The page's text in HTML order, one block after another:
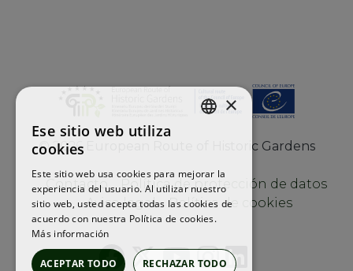
©2026 European Route of Historic Gardens
Contacto
Política de protección de datos
Aviso legal
Política de cookies
SPANISH
×
Ese sitio web utiliza
cookies
Este sitio web usa cookies para mejorar la
experiencia del usuario. Al utilizar nuestro
sitio web, usted acepta todas las cookies de
acuerdo con nuestra Política de cookies.
Más información
ACEPTAR TODO RECHAZAR TODO